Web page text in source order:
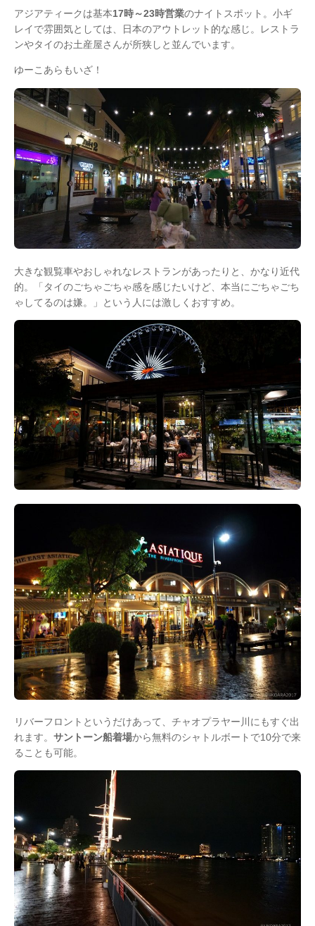
アジアティークは基本17時～23時営業のナイトスポット。小ギ
レイで雰囲気としては、日本のアウトレット的な感じ。レストラ
ンやタイのお土産屋さんが所狭しと並んでいます。
ゆーこあらもいざ！
大きな観覧車やおしゃれなレストランがあったりと、かなり近代
的。「タイのごちゃごちゃ感を感じたいけど、本当にごちゃごち
ゃしてるのは嫌。」という人には激しくおすすめ。
リバーフロントというだけあって、チャオプラヤー川にもすぐ出
れます。 サントーン船着場から無料のシャトルボートで10分で来
ることも可能。